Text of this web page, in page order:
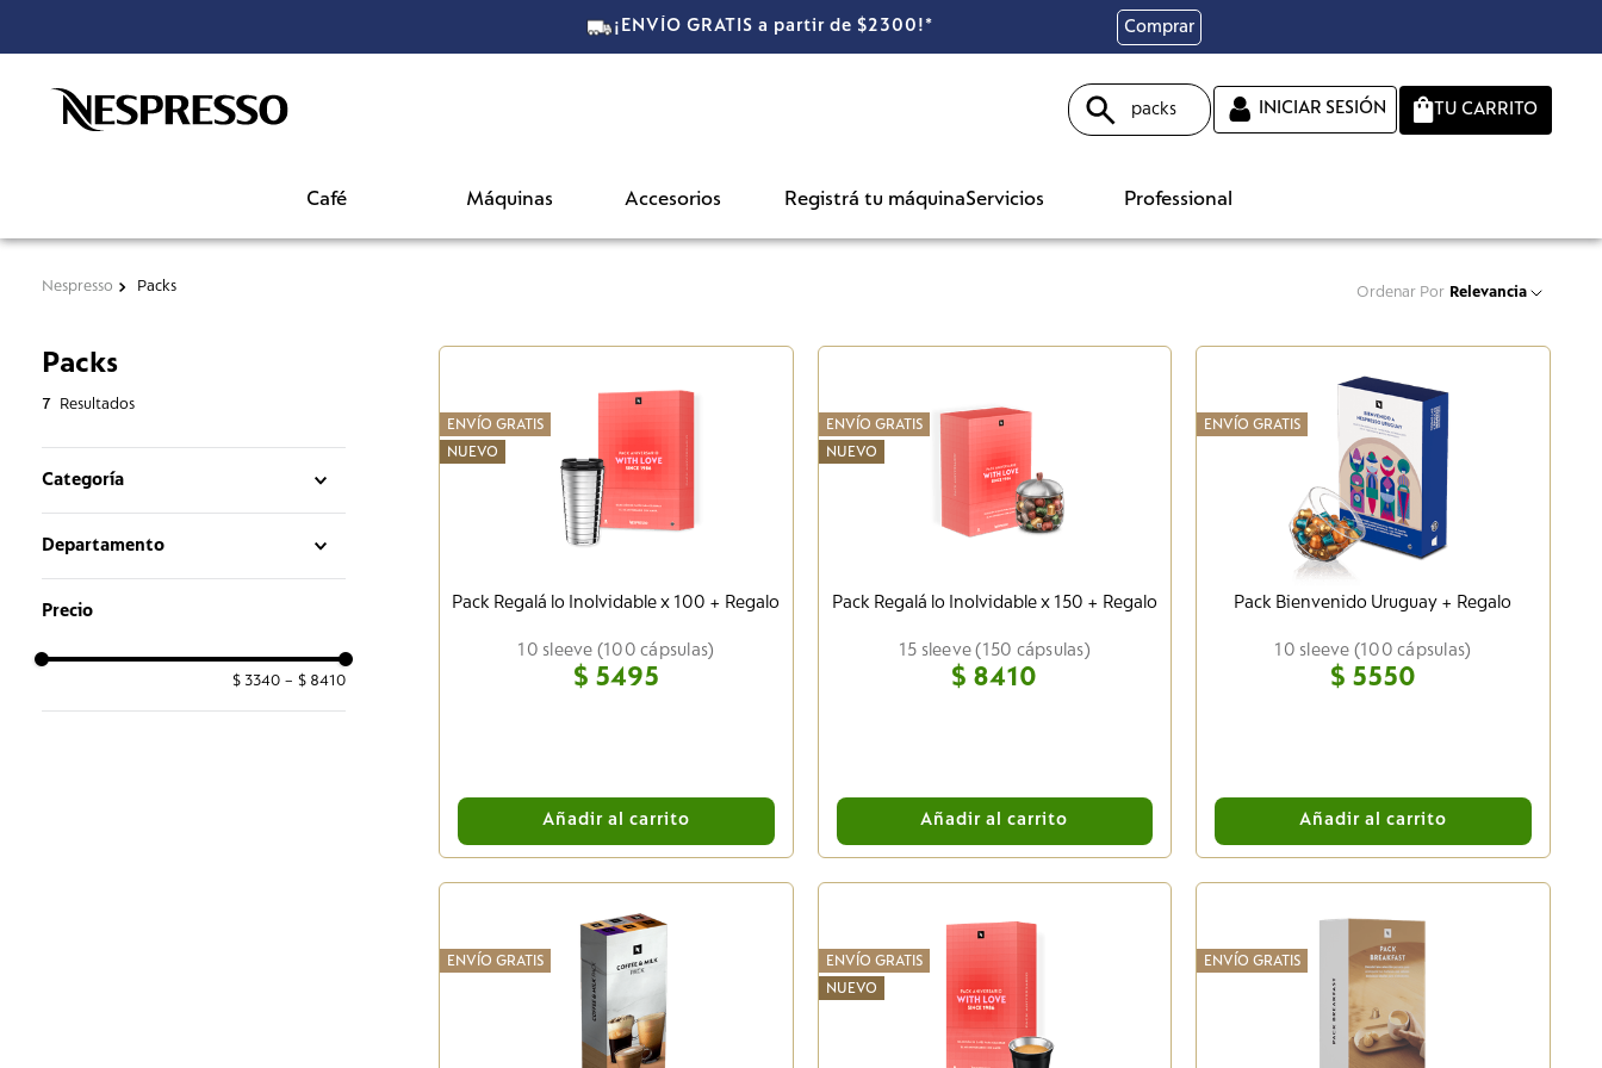
¡ENVÍO GRATIS a partir de $2300!* Comprar
Buscar
INICIAR SESIÓN
Café Máquinas Accesorios Registrá tu máquinaServicios Professional
Nespresso Packs Ordenar Por Relevancia
Packs
7
Categoría
Departamento
$ 3340 – $ 8410
NUEVO
ENVÍO GRATIS
Pack Regalá lo Inolvidable x 100 + Regalo
10 sleeve (100 cápsulas)
$ 5495
Añadir al carrito
NUEVO
ENVÍO GRATIS
Pack Regalá lo Inolvidable x 150 + Regalo
15 sleeve (150 cápsulas)
$ 8410
Añadir al carrito
ENVÍO GRATIS
Pack Bienvenido Uruguay + Regalo
10 sleeve (100 cápsulas)
$ 5550
Añadir al carrito
ENVÍO GRATIS
NUEVO
ENVÍO GRATIS ENVÍO GRATIS